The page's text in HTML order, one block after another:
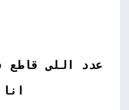
عدد اللى قاطع